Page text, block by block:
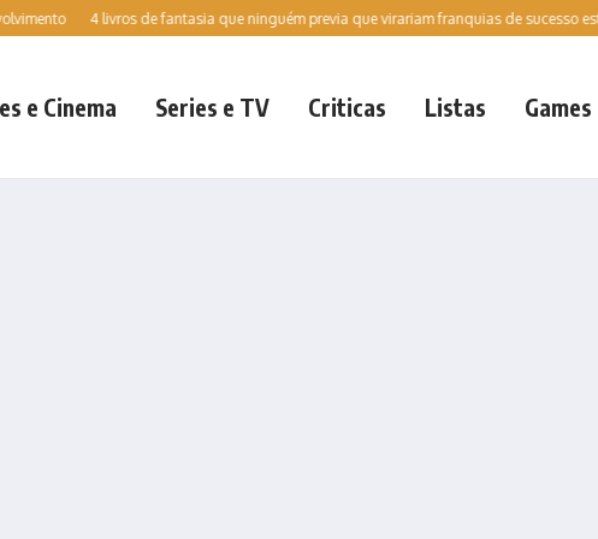
4 livros de fantasia que ninguém previa que virariam franquias de sucesso estrondoso
e Cinema Series e TV Criticas Listas Games